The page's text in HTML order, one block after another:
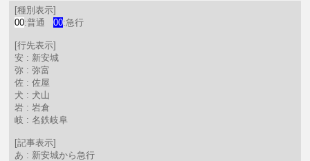
[種別表示]
00:普通 00:急行
[行先表示]
安 : 新安城
弥 : 弥富
佐 : 佐屋
犬 : 犬山
岩 : 岩倉
岐 : 名鉄岐阜
[記事表示]
あ : 新安城から急行